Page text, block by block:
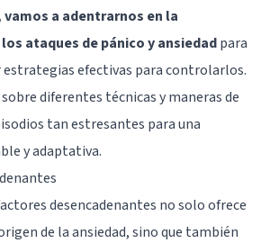
a adentrarnos en la
ataques de pánico y ansiedadpara
efectivas para controlarlos.
diferentes técnicas y maneras de
tan estresantes para una
y adaptativa.
desencadenantes no solo ofrece
de la ansiedad, sino que también